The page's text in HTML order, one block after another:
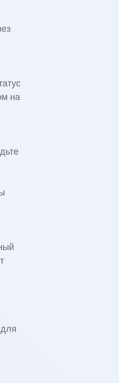
на